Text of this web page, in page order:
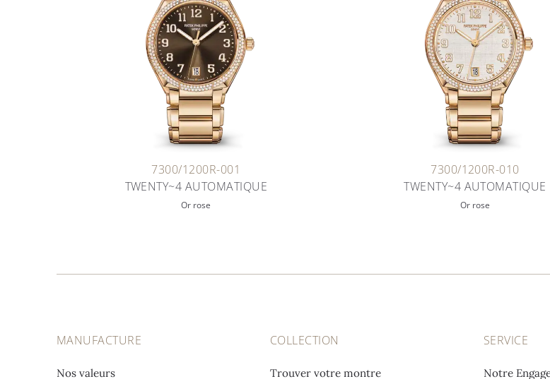
7300/1200R-001
TWENTY~4 AUTOMATIQUE
Or rose
7300/1200R-010
TWENTY~4 AUTOMATIQUE
Or rose
MANUFACTURE
Nos valeurs
COLLECTION
Trouver votre montre
SERVICE
Notre